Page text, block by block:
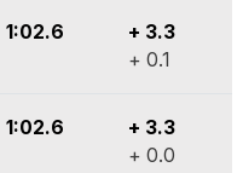
1:02.6
+ 3.3
+ 0.1
1:02.6
+ 3.3
+ 0.0